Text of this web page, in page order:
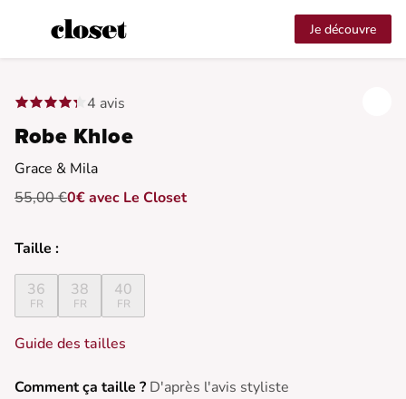
Je découvre
4 avis
Robe Khloe
Grace & Mila
55,00 €0€ avec Le Closet
Taille :
36
FR
38
FR
40
FR
Guide des tailles
Comment ça taille ? D'après l'avis styliste